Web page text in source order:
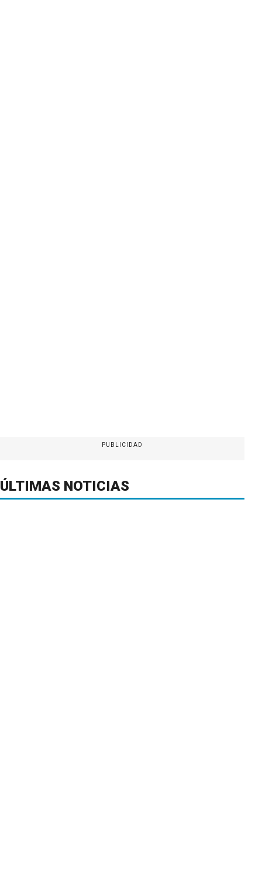
PUBLICIDAD
ÚLTIMAS NOTICIAS